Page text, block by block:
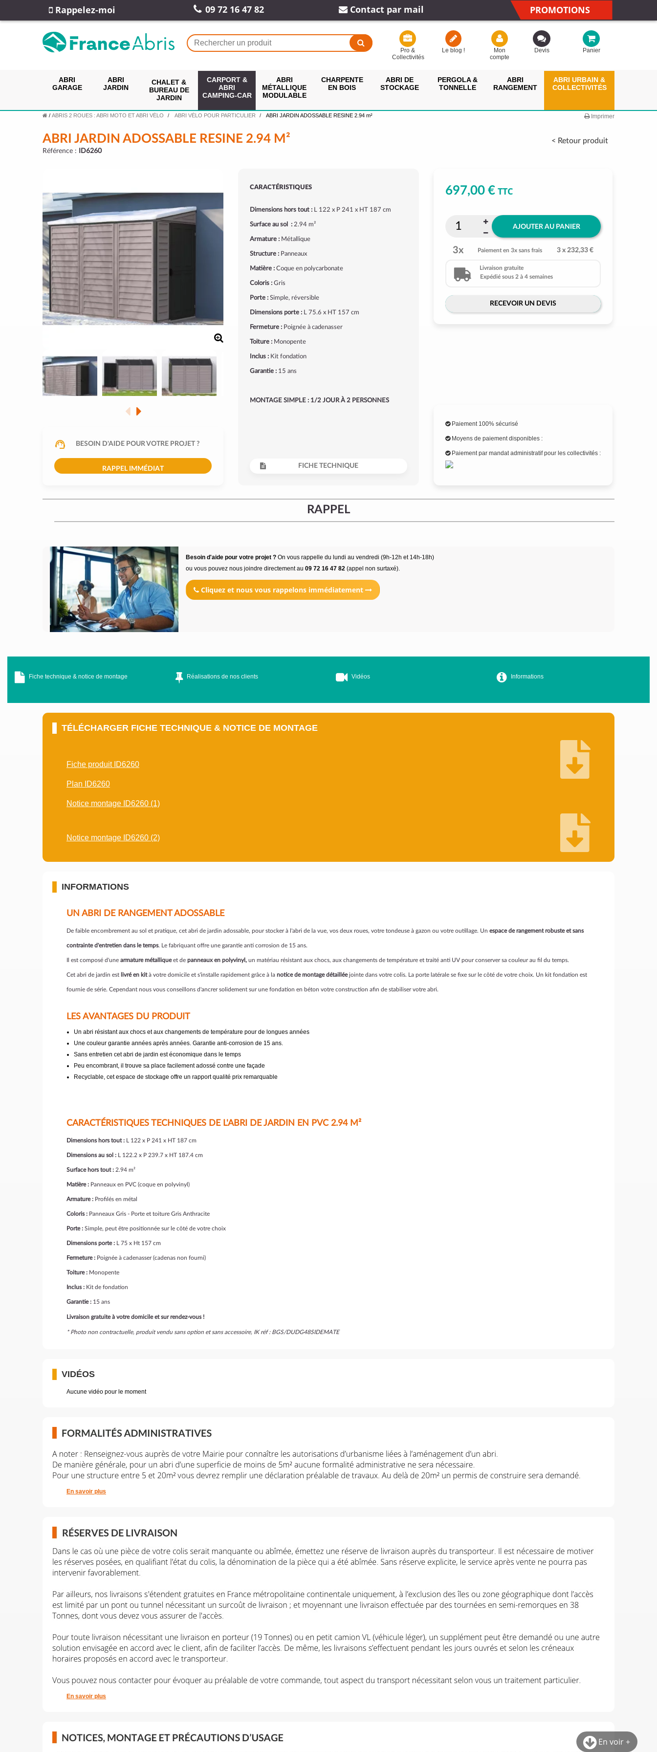
Rappelez-moi 09 72 16 47 82 Contact par mail PROMOTIONS
Pro &
Collectivités
Le blog !
Mon
compte
Devis Panier
ABRI
GARAGE
ABRI
JARDIN
CHALET &
BUREAU DE
JARDIN
CARPORT &
ABRI
CAMPING-CAR
ABRI
MÉTALLIQUE
MODULABLE
CHARPENTE
EN BOIS
ABRI DE
STOCKAGE
PERGOLA &
TONNELLE
ABRI
RANGEMENT
ABRI URBAIN &
COLLECTIVITÉS
/ ABRIS 2 ROUES : ABRI MOTO ET ABRI VÉLO ABRI VÉLO POUR PARTICULIER ABRI JARDIN ADOSSABLE RESINE 2.94 m² Imprimer
< Retour produit
ABRI JARDIN ADOSSABLE RESINE 2.94 M²
Référence : ID6260
BESOIN D'AIDE POUR VOTRE PROJET ?
RAPPEL IMMÉDIAT
CARACTÉRISTIQUES
Dimensions hors tout :L 122 x P 241 x HT 187 cm
Surface au sol :2.94 m²
Armature :Métallique
Structure :Panneaux
Matière :Coque en polycarbonate
Coloris : Gris
Porte :Simple, réversible
Dimensions porte :L 75.6 x HT 157 cm
Fermeture :Poignée à cadenasser
Toiture :Monopente
Inclus :Kit fondation
Garantie :15 ans
MONTAGE SIMPLE : 1/2 JOUR À 2 PERSONNES
FICHE TECHNIQUE
697,00 €TTC
AJOUTER AU PANIER
3x Paiement en 3x sans frais 3 x 232,33 €
Livraison gratuite
Expédié sous 2 à 4 semaines
RECEVOIR UN DEVIS
Paiement 100% sécurisé
Moyens de paiement disponibles :
Paiement par mandat administratif pour les collectivités :
RAPPEL
Besoin d'aide pour votre projet ?On vous rappelle du lundi au vendredi (9h-12h et 14h-18h)
ou vous pouvez nous joindre directement au 09 72 16 47 82(appel non surtaxé).
Cliquez et nous vous rappelons immédiatement
En voir +
Fiche technique & notice de montage Réalisations de nos clients Vidéos Informations
TÉLÉCHARGER FICHE TECHNIQUE & NOTICE DE MONTAGE
Fiche produit ID6260
Plan ID6260
Notice montage ID6260 (1)
Notice montage ID6260 (2)
INFORMATIONS
UN ABRI DE RANGEMENT ADOSSABLE
De faible encombrement au sol et pratique, cet abri de jardin adossable, pour stocker à l'abri de la vue, vos deux roues, votre tondeuse à gazon ou votre outillage. Un espace de rangement robuste et sans
contrainte d'entretien dans le temps. Le fabriquant offre une garantie anti corrosion de 15 ans.
Il est composé d'une armature métalliqueet de panneaux en polyvinyl, un matériau résistant aux chocs, aux changements de température et traité anti UV pour conserver sa couleur au fil du temps.
Cet abri de jardin est livré en kità votre domicile et s'installe rapidement grâce à la notice de montage détailléejointe dans votre colis. La porte latérale se fixe sur le côté de votre choix. Un kit fondation est
fournie de série. Cependant nous vous conseillons d'ancrer solidement sur une fondation en béton votre construction afin de stabiliser votre abri.
LES AVANTAGES DU PRODUIT
Un abri résistant aux chocs et aux changements de température pour de longues années
Une couleur garantie années après années. Garantie anti-corrosion de 15 ans.
Sans entretien cet abri de jardin est économique dans le temps
Peu encombrant, il trouve sa place facilement adossé contre une façade
Recyclable, cet espace de stockage offre un rapport qualité prix remarquable
CARACTÉRISTIQUES TECHNIQUES DE L'ABRI DE JARDIN EN PVC 2.94 M²
Dimensions hors tout : L 122 x P 241 x HT 187 cm
Dimensions au sol : L 122.2 x P 239.7 x HT 187.4 cm
Surface hors tout : 2.94 m²
Matière : Panneaux en PVC (coque en polyvinyl)
Armature : Profilés en métal
Coloris : Panneaux Gris - Porte et toiture Gris Anthracite
Porte : Simple, peut être positionnée sur le côté de votre choix
Dimensions porte : L 75 x Ht 157 cm
Fermeture : Poignée à cadenasser (cadenas non fourni)
Toiture : Monopente
Inclus : Kit de fondation
Garantie : 15 ans
Livraison gratuite à votre domicile et sur rendez-vous !
* Photo non contractuelle, produit vendu sans option et sans accessoire, IK réf : BGS/DUDG48SIDEMATE
VIDÉOS
Aucune vidéo pour le moment
En savoir plus
En savoir plus